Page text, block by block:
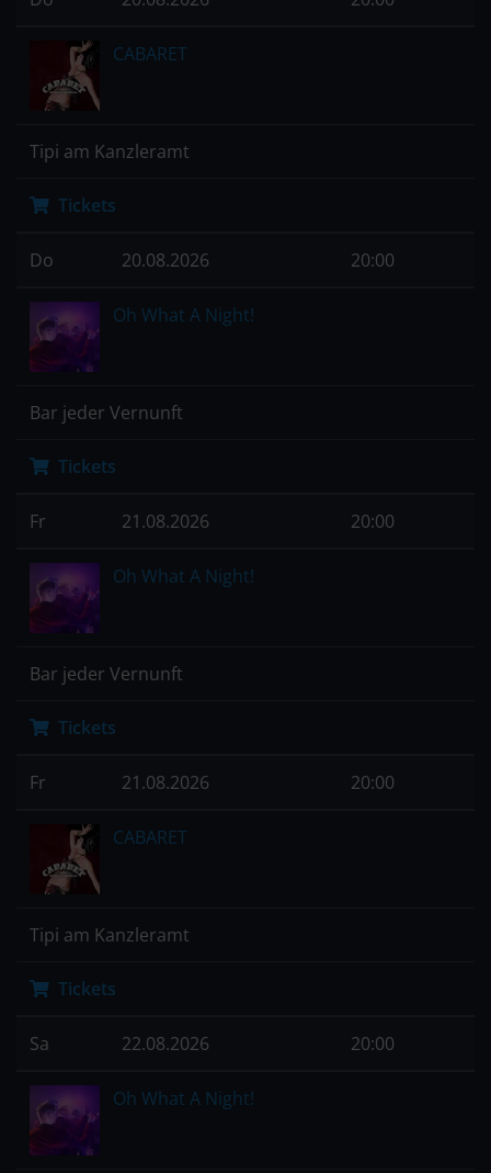
CABARET
Tipi am Kanzleramt
Tickets
Do 20.08.2026 20:00
Oh What A Night!
Bar jeder Vernunft
Tickets
Fr 21.08.2026 20:00
Oh What A Night!
Bar jeder Vernunft
Tickets
Fr 21.08.2026 20:00
CABARET
Tipi am Kanzleramt
Tickets
Sa 22.08.2026 20:00
Oh What A Night!